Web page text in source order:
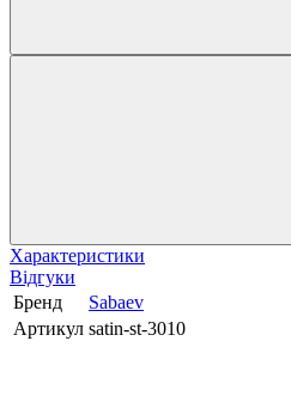
Характеристики
Відгуки
Бренд
Sabaev
Артикул satin-st-3010